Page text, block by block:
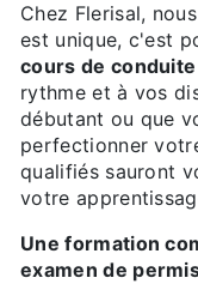
Chez Flerisal,
est unique, c'est
cours de conduite
rythme et à vos
débutant ou que
perfectionner
qualifiés sauront
votre
Une formation
examen de